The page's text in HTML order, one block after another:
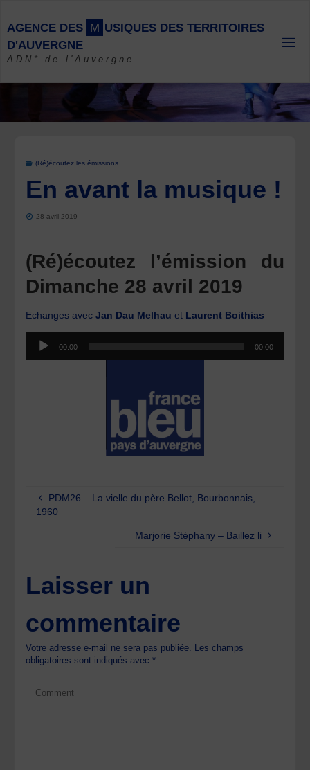
content
AGENCE DES M USIQUES DES TERRITOIRES
D'AUVERGNE
ADN* de l'Auvergne
(Ré)écoutez les émissions
En avant la musique !
28 avril 2019
(Ré)écoutez l’émission du
Dimanche 28 avril 2019
Echanges avecJan Dau Melhau et Laurent Boithias
Lecteur
audio
00:00 00:00
PDM26 – La vielle du père Bellot, Bourbonnais,
1960
Marjorie Stéphany – Baillez li
Laisser un
commentaire
Votre adresse e-mail ne sera pas publiée. Les champs
obligatoires sont indiqués avec*